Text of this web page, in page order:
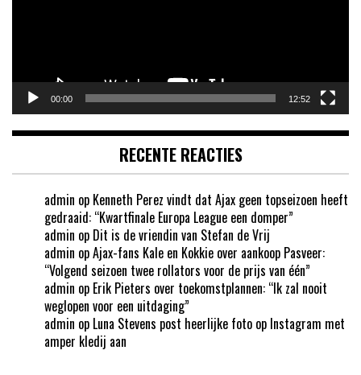
00:00 12:52
RECENTE REACTIES
admin op Kenneth Perez vindt dat Ajax geen topseizoen heeft
gedraaid: “Kwartfinale Europa League een domper”
admin op Dit is de vriendin van Stefan de Vrij
admin opAjax-fans Kale en Kokkie over aankoop Pasveer:
“Volgend seizoen twee rollators voor de prijs van één”
admin op Erik Pieters over toekomstplannen: “Ik zal nooit
weglopen voor een uitdaging”
admin op Luna Stevens post heerlijke foto op Instagram met
amper kledij aan